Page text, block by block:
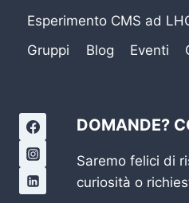
Esperimento CMS ad
Gruppi
Blog Eventi
DOMANDE?
Saremo felici di
curiosità o